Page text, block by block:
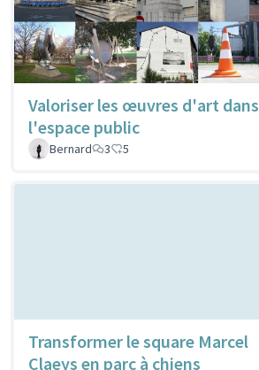
Valoriser les œuvres d'art dans
l'espace public
Bernard
3 5
Transformer le square Marcel
Claeys en parc à chiens